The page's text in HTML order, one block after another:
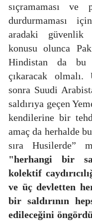
sıçramaması ve
durdurmaması
aradaki güvenlik
konusu olunca
Hindistan da bu
çıkaracak
sonra Suudi
saldırıya geçen
kendilerine bir
amaç da herhalde
sıra Husilerde”
"herhangi bir
kolektif
ve üç devletten
bir saldırının
edileceğini